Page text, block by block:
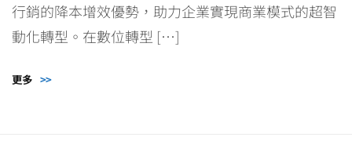
行銷的降本增效優勢，助力企業實現商業模式的超智
動化轉型。在數位轉型 […]
更多 >>